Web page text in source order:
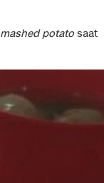
mashed potato saat